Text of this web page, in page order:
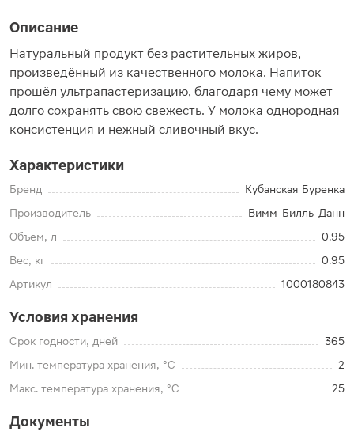
Описание
Натуральный продукт без растительных жиров,
произведённый из качественного молока. Напиток
прошёл ультрапастеризацию, благодаря чему может
долго сохранять свою свежесть. У молока однородная
консистенция и нежный сливочный вкус.
Характеристики
Бренд
Кубанская Буренка
Производитель
Вимм-Билль-Данн
Объем, л
0.95
Вес, кг
0.95
Артикул
1000180843
Условия хранения
Срок годности, дней
365
Мин. температура хранения, °C
2
Макс. температура хранения, °C
25
Документы